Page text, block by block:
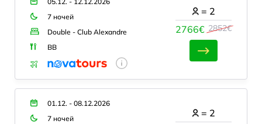
7 ночей
Double - Club Alexandre
BB
2766€ 2852€
= 2
01.12. - 08.12.2026
7 ночей
= 2